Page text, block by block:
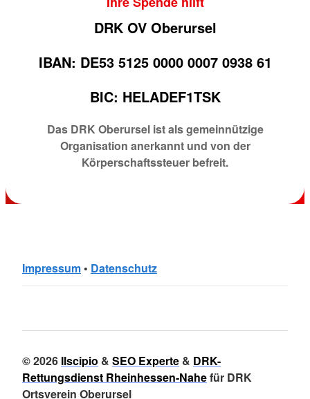
DRK OV Oberursel
IBAN: DE53 5125 0000 0007 0938 61
BIC: HELADEF1TSK
Das DRK Oberursel ist als gemeinnützige
Organisation anerkannt und von der
Körperschaftssteuer befreit.
Impressum • Datenschutz
© 2026 Ilscipio & SEO Experte & DRK-
Rettungsdienst Rheinhessen-Nahefür DRK
Ortsverein Oberursel